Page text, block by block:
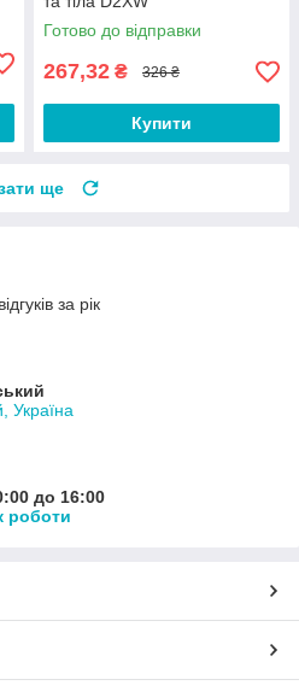
Готово до відправки
267,32 ₴ 326 ₴
Купити
ще
за рік
Україна
до 16:00
роботи